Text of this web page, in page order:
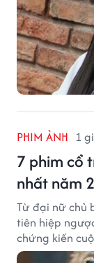
PHIM ẢNH 1
7 phim cổ
nhất năm
Từ đại nữ chủ
tiên hiệp
chứng kiến
trang có độ